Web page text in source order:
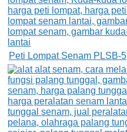
Peti Lompat Senam PLSB-5